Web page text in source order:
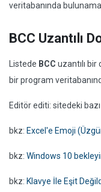
veritabanında
BCC Uzantılı
Listede BCC uzantılı
bir program
Editör editi: sitedeki
bkz: Excel'e Emoji
bkz: Windows 10
bkz: Klavye İle Eşit